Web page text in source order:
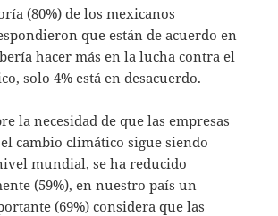
(80%) de los mexicanos
que están de acuerdo en
hacer más en la lucha contra el
solo 4% está en desacuerdo.
la necesidad de que las empresas
cambio climático sigue siendo
mundial, se ha reducido
(59%), en nuestro país un
(69%) considera que las